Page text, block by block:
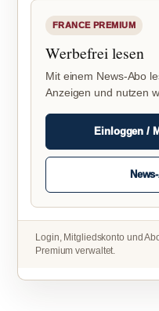
FRANCE PREMIUM
Werbefrei lesen
Mit einem News-Abo
Anzeigen und nutzen
Einloggen /
Login, Mitgliedskonto und
Premium verwaltet.